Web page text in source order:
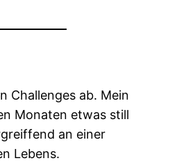
Challenges ab. Mein
Monaten etwas still
an einer
Lebens.